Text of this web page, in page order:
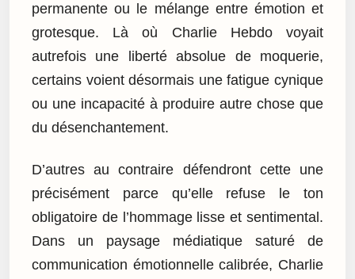
permanente ou le mélange entre émotion et
grotesque. Là où Charlie Hebdo voyait
autrefois une liberté absolue de moquerie,
certains voient désormais une fatigue cynique
ou une incapacité à produire autre chose que
du désenchantement.
D’autres au contraire défendront cette une
précisément parce qu’elle refuse le ton
obligatoire de l’hommage lisse et sentimental.
Dans un paysage médiatique saturé de
communication émotionnelle calibrée, Charlie